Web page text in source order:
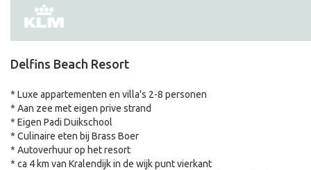
Delfins Beach Resort
* Luxe appartementen en villa's 2-8 personen
* Aan zee met eigen prive strand
* Eigen Padi Duikschool
* Culinaire eten bij Brass Boer
* Autoverhuur op het resort
* ca 4 km van Kralendijk in de wijk punt vierkant